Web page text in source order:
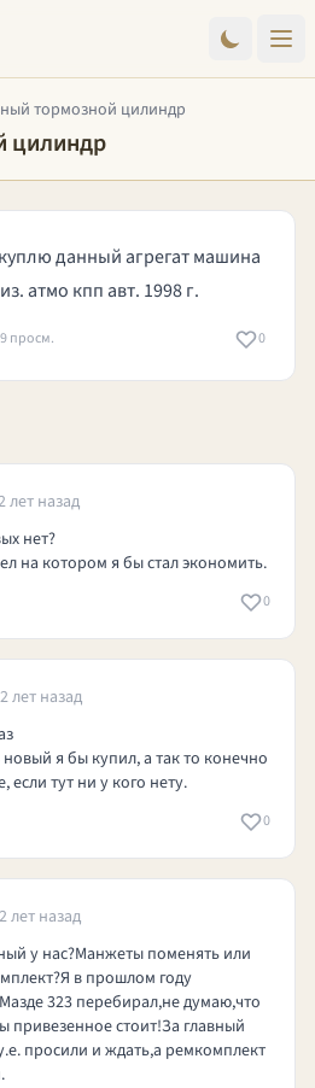
тормозной цилиндр
цилиндр
данный агрегат машина
атмо кпп авт. 1998 г.
просм. 0
лет назад
нет?
на котором я бы стал экономить.
0
лет назад
я бы купил, а так то конечно
если тут ни у кого нету.
0
лет назад
у нас?Манжеты поменять или
в прошлом году
323 перебирал,не думаю,что
привезенное стоит!За главный
просили и ждать,а ремкомплект